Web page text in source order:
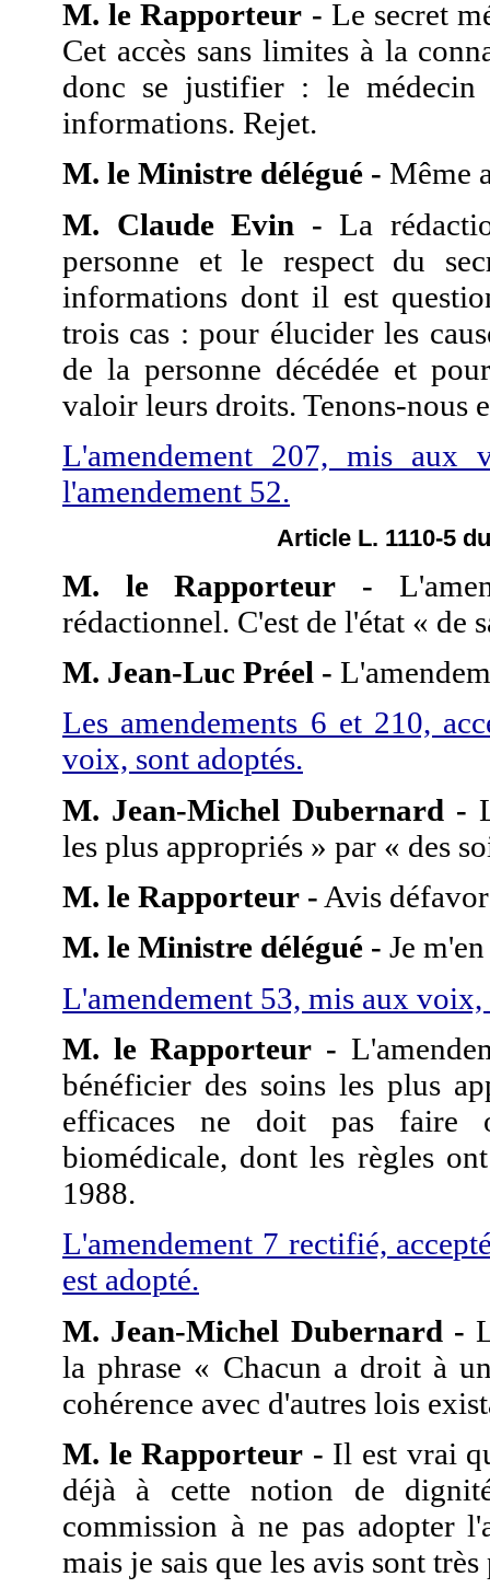
M. le Rapporteur - Le secret
Cet accès sans limites à la
donc se justifier : le
informations. Rejet.
M. le Ministre délégué - Même
M. Claude Evin - La
personne et le respect du
informations dont il est
trois cas : pour élucider les
de la personne décédée et
valoir leurs droits. Tenons-nous
L'amendement 207, mis aux
l'amendement 52.
Article L. 1110-5
M. le Rapporteur -
rédactionnel. C'est de l'état « de
M. Jean-Luc Préel -
Les amendements 6 et 210,
voix, sont adoptés.
M. Jean-Michel Dubernard -
les plus appropriés » par « des
M. le Rapporteur - Avis
M. le Ministre délégué - Je
L'amendement 53, mis aux voix,
M. le Rapporteur -
bénéficier des soins les plus
efficaces ne doit pas faire
biomédicale, dont les règles
1988.
L'amendement 7 rectifié,
est adopté.
M. Jean-Michel Dubernard -
la phrase « Chacun a droit à
cohérence avec d'autres lois
M. le Rapporteur - Il est vrai
déjà à cette notion de
commission à ne pas adopter
mais je sais que les avis sont très